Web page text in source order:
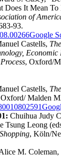
Does It Mean To
of
93.
Google
Castells,
Economic
, Oxford/
Castells,
Oxford/ Malden
Chuihua Judy
Tsung Leong
, Köln/
M. Coleman,